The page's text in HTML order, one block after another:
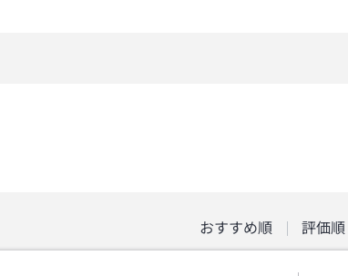
おすすめ順 評価順